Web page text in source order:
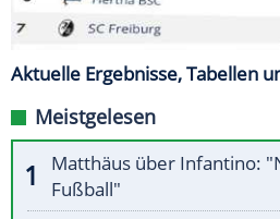
Aktuelle Ergebnisse, Tabellen
Meistgelesen
Matthäus über Infantino:
Fußball"